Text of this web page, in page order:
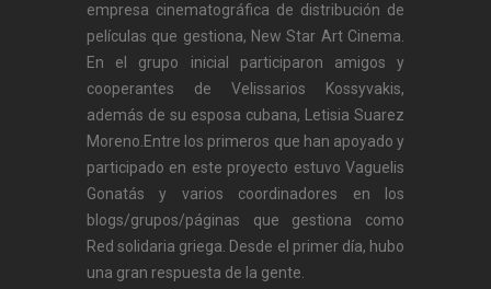
empresa cinematográfica de distribución de
películas que gestiona, New Star Art Cinema.
En el grupo inicial participaron amigos y
cooperantes de Velissarios Kossyvakis,
además de su esposa cubana, Letisia Suarez
Moreno.Entre los primeros que han apoyado y
participado en este proyecto estuvo Vaguelis
Gonatás y varios coordinadores en los
blogs/grupos/páginas que gestiona como
Red solidaria griega. Desde el primer día, hubo
una gran respuesta de la gente.